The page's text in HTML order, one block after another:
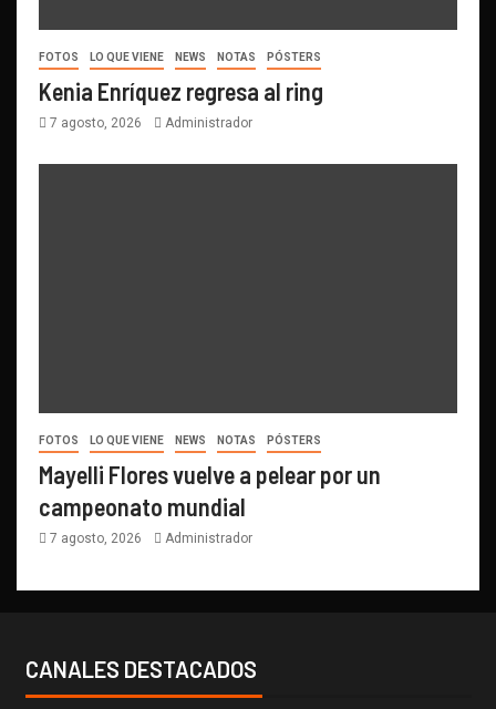
FOTOS LO QUE VIENE NEWS NOTAS PÓSTERS
Kenia Enríquez regresa al ring
7 agosto, 2026 Administrador
FOTOS LO QUE VIENE NEWS NOTAS PÓSTERS
Mayelli Flores vuelve a pelear por un
campeonato mundial
7 agosto, 2026 Administrador
CANALES DESTACADOS